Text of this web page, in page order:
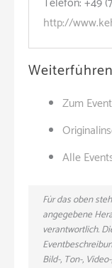
http://
Zum Event
Alle
Für das oben
angegebene
verantwortlich.
Bild-, Ton-,